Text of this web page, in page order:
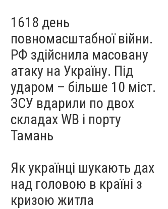
1618 день
повномасштабної війни.
РФ здійснила масовану
атаку на Україну. Під
ударом – більше 10 міст.
ЗСУ вдарили по двох
складах WB і порту
Тамань
Як українці шукають дах
над головою в країні з
кризою житла